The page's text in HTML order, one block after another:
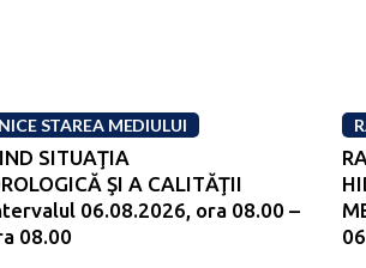
STAREA MEDIULUI
SITUAŢIA
ŞI A CALITĂŢII
06.08.2026, ora 08.00 –
08.00